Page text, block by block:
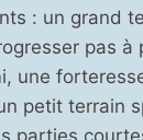
: un grand
pas à
une
petit terrain
parties